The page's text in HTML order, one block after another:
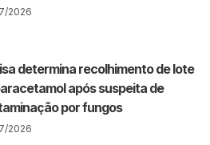
2026
determina recolhimento de lote
após suspeita de
por fungos
2026